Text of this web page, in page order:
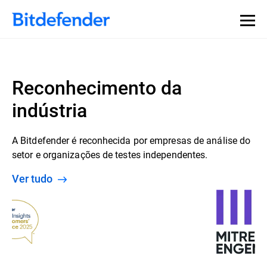
Reconhecimento da
indústria
A Bitdefender é reconhecida por empresas de análise do
setor e organizações de testes independentes.
Ver tudo